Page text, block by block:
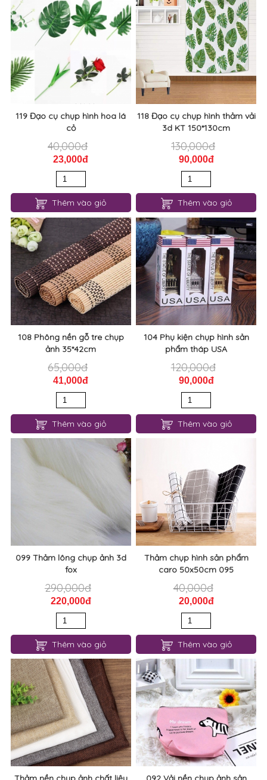
119 Đạo cụ chụp hình hoa lá
cỏ
40,000đ
23,000đ
Thêm vào giỏ
118 Đạo cụ chụp hình thảm vải
3d KT 150*130cm
130,000đ
90,000đ
Thêm vào giỏ
108 Phông nền gỗ tre chụp
ảnh 35*42cm
65,000đ
41,000đ
Thêm vào giỏ
104 Phụ kiện chụp hình sản
phẩm tháp USA
120,000đ
90,000đ
Thêm vào giỏ
099 Thảm lông chụp ảnh 3d
fox
290,000đ
220,000đ
Thêm vào giỏ
Thảm chụp hình sản phẩm
caro 50x50cm 095
40,000đ
20,000đ
Thêm vào giỏ